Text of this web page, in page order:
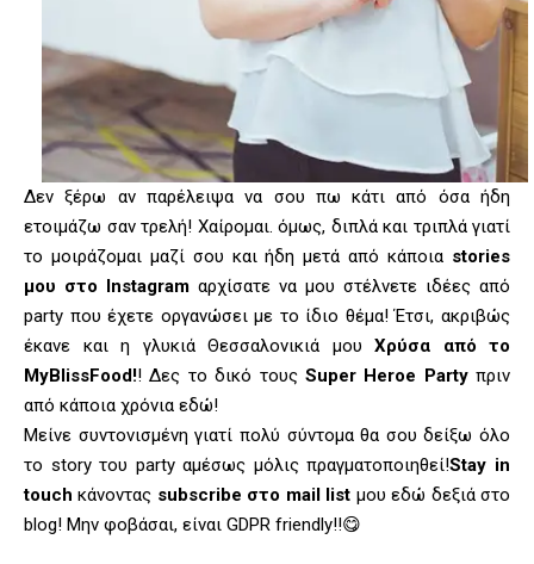
Δεν ξέρω αν παρέλειψα να σου πω κάτι από όσα ήδη
ετοιμάζω σαν τρελή! Χαίρομαι. όμως, διπλά και τριπλά γιατί
το μοιράζομαι μαζί σου και ήδη μετά από κάποια stories
μου στο Instagram αρχίσατε να μου στέλνετε ιδέες από
party που έχετε οργανώσει με το ίδιο θέμα! Έτσι, ακριβώς
έκανε και η γλυκιά Θεσσαλονικιά μου Χρύσα από το
MyBlissFood!! Δες το δικό τους Super Heroe Partyπριν
από κάποια χρόνια εδώ!
Μείνε συντονισμένη γιατί πολύ σύντομα θα σου δείξω όλο
το story του party αμέσως μόλις πραγματοποιηθεί!Stay in
touch κάνοντας subscribe στο mail list μου εδώ δεξιά στο
blog! Μην φοβάσαι, είναι GDPR friendly!!😋